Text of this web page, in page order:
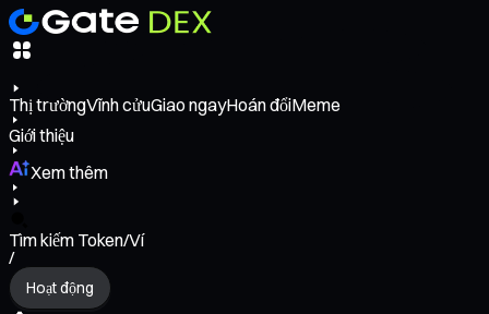
Thị trườngVĩnh cửuGiao ngayHoán đổiMeme
Giới thiệu
Xem thêm
Tìm kiếm Token/Ví
/
Hoạt động